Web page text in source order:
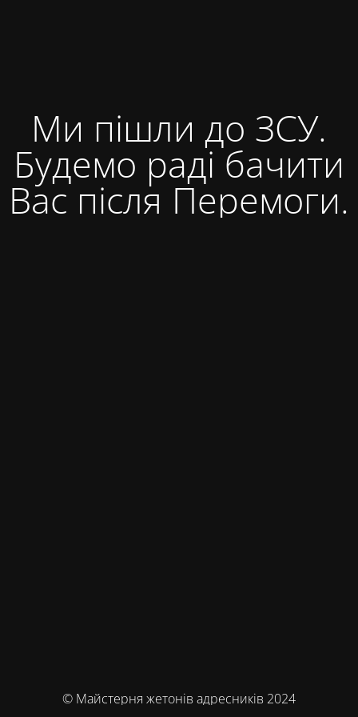
Ми пішли до ЗСУ.
Будемо раді бачити
Вас після Перемоги.
© Майстерня жетонів адресників 2024